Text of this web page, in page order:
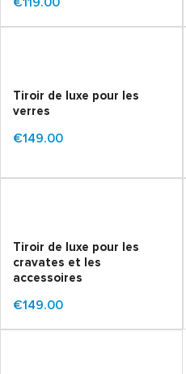
Tiroir de luxe pour les
verres
€149.00
Tiroir de luxe pour les
cravates et les
accessoires
€149.00